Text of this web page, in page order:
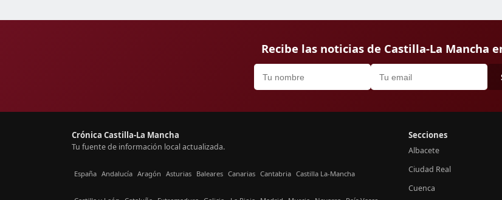
Recibe las noticias de Castilla-La Mancha
Crónica Castilla-La Mancha
Tu fuente de información local actualizada.
España Andalucía Aragón Asturias Baleares Canarias Cantabria Castilla La-Mancha
Secciones
Albacete
Ciudad Real
Cuenca